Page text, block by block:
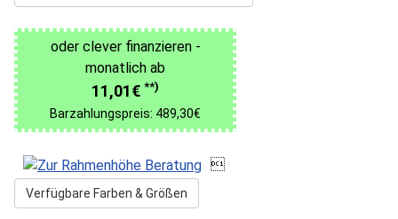
oder clever finanzieren -
monatlich ab
11,01€ **)
Barzahlungspreis: 489,30€

Verfügbare Farben & Größen